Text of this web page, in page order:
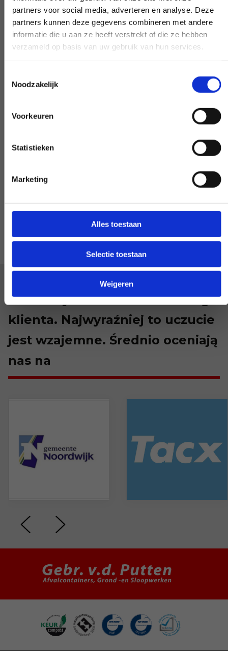
partners voor social media, adverteren en analyse. Deze
partners kunnen deze gegevens combineren met andere
informatie die u aan ze heeft verstrekt of die ze hebben
verzameld op basis van uw gebruik van hun services.
Noodzakelijk
Voorkeuren
Statistieken
Marketing
Alles toestaan
Selectie toestaan
Weigeren
Wczesna i późna dostępność
godzinami pracy? Podejmij decyzję, a my
Jesteśmy zadowoleni z każdego
klienta. Najwyraźniej to uczucie
jest wzajemne. Średnio oceniają
nas na